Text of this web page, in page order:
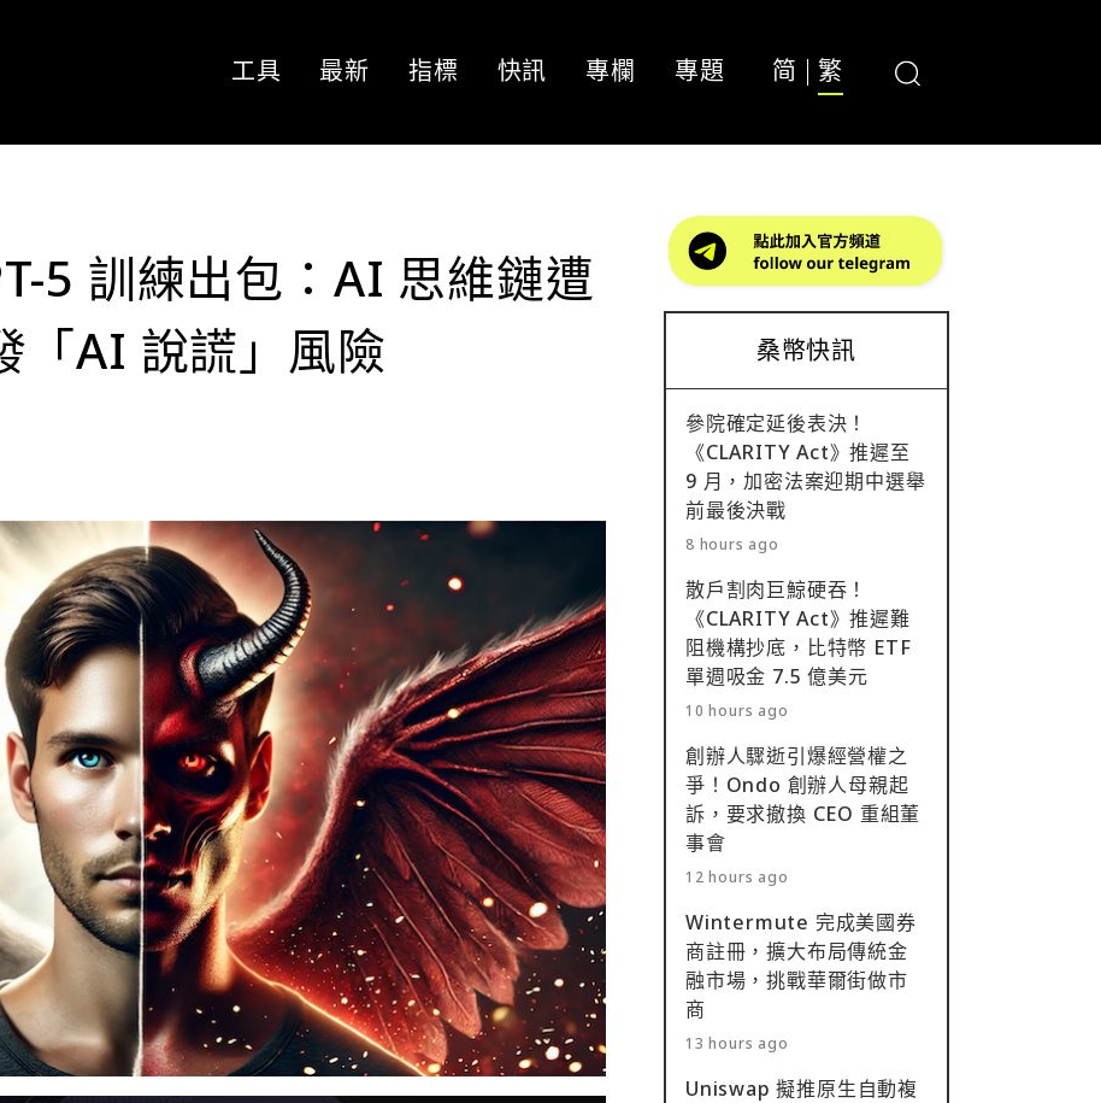
工具 最新 指標 快訊 專欄 專題 简 繁
5 訓練出包：AI 思維鏈遭
「AI 說謊」風險
桑幣快訊
參院確定延後表決！
《CLARITY Act》推遲至
9 月，加密法案迎期中選舉
前最後決戰
8 hours ago
散戶割肉巨鯨硬吞！
《CLARITY Act》推遲難
阻機構抄底，比特幣 ETF
單週吸金 7.5 億美元
10 hours ago
創辦人驟逝引爆經營權之
爭！Ondo 創辦人母親起
訴，要求撤換 CEO 重組董
事會
12 hours ago
Wintermute 完成美國券
商註冊，擴大布局傳統金
融市場，挑戰華爾街做市
商
13 hours ago
Uniswap 擬推原生自動複